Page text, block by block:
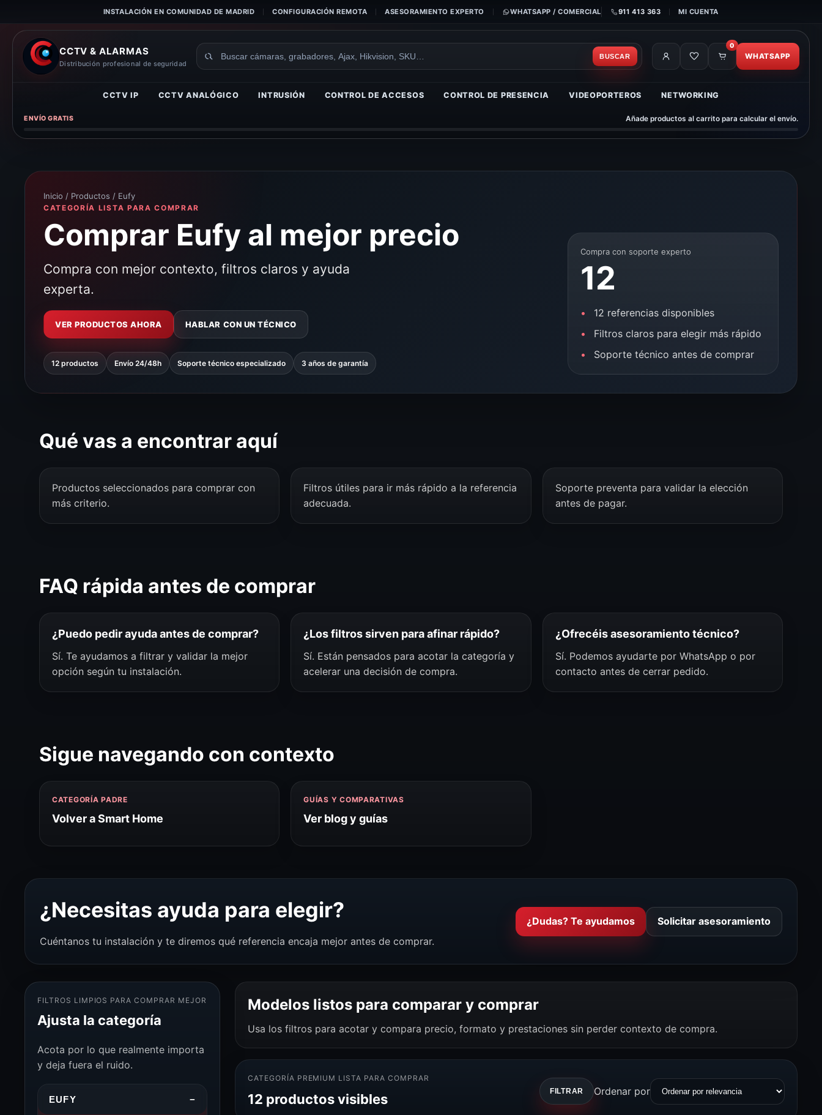
INSTALACIÓN EN COMUNIDAD DE MADRID CONFIGURACIÓN REMOTA ASESORAMIENTO EXPERTO WHATSAPP / COMERCIAL 911 413 363 MI CUENTA
CCTV & ALARMAS
Distribución profesional de seguridad
Buscar
BUSCAR
0
WHATSAPP
CCTV IP CCTV ANALÓGICO INTRUSIÓN CONTROL DE ACCESOS CONTROL DE PRESENCIA VIDEOPORTEROS NETWORKING
ENVÍO GRATIS Añade productos al carrito para calcular el envío.
Inicio / Productos / Eufy
CATEGORÍA LISTA PARA COMPRAR
Comprar Eufy al mejor precio
Compra con mejor contexto, filtros claros y ayuda
experta.
VER PRODUCTOS AHORA HABLAR CON UN TÉCNICO
12 productos Envío 24/48h Soporte técnico especializado 3 años de garantía
Compra con soporte experto
12
12 referencias disponibles
Filtros claros para elegir más rápido
Soporte técnico antes de comprar
Qué vas a encontrar aquí
Productos seleccionados para comprar con
más criterio.
Filtros útiles para ir más rápido a la referencia
adecuada.
Soporte preventa para validar la elección
antes de pagar.
FAQ rápida antes de comprar
¿Puedo pedir ayuda antes de comprar?
Sí. Te ayudamos a filtrar y validar la mejor
opción según tu instalación.
¿Los filtros sirven para afinar rápido?
Sí. Están pensados para acotar la categoría y
acelerar una decisión de compra.
¿Ofrecéis asesoramiento técnico?
Sí. Podemos ayudarte por WhatsApp o por
contacto antes de cerrar pedido.
Sigue navegando con contexto
CATEGORÍA PADRE
Volver a Smart Home
GUÍAS Y COMPARATIVAS
Ver blog y guías
¿Necesitas ayuda para elegir?
Cuéntanos tu instalación y te diremos qué referencia encaja mejor antes de comprar.
¿Dudas? Te ayudamos Solicitar asesoramiento
FILTROS LIMPIOS PARA COMPRAR MEJOR
Ajusta la categoría
Acota por lo que realmente importa
y deja fuera el ruido.
EUFY −
Modelos listos para comparar y comprar
Usa los filtros para acotar y compara precio, formato y prestaciones sin perder contexto de compra.
CATEGORÍA PREMIUM LISTA PARA COMPRAR
12 productos visibles FILTRAR Ordenar por